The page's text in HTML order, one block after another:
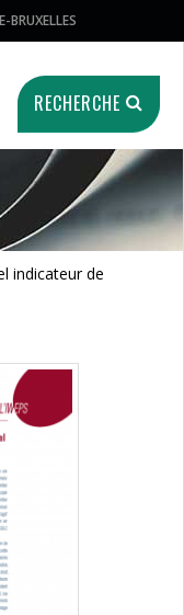
BRUXELLES
RECHERCHE
indicateur de